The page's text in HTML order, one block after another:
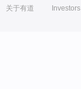
关于有道 Investors